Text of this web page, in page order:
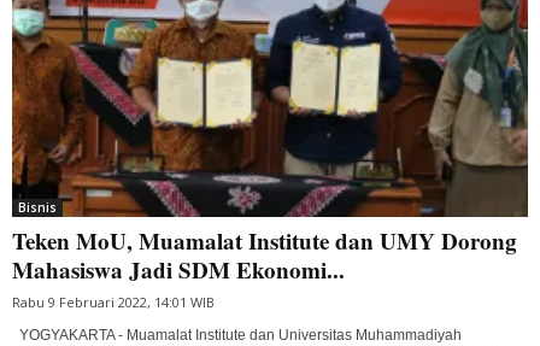
Bisnis
Teken MoU, Muamalat Institute dan UMY Dorong
Mahasiswa Jadi SDM Ekonomi...
Rabu 9 Februari 2022, 14:01 WIB
YOGYAKARTA - Muamalat Institute dan Universitas Muhammadiyah